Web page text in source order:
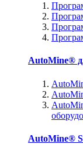
AutoMine®
AutoMine®